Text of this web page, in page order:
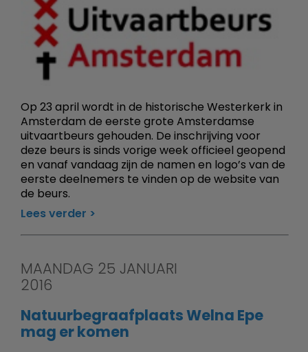
Op 23 april wordt in de historische Westerkerk in
Amsterdam de eerste grote Amsterdamse
uitvaartbeurs gehouden. De inschrijving voor
deze beurs is sinds vorige week officieel geopend
en vanaf vandaag zijn de namen en logo’s van de
eerste deelnemers te vinden op de website van
de beurs.
Lees verder
MAANDAG 25 JANUARI
2016
Natuurbegraafplaats Welna Epe
mag er komen